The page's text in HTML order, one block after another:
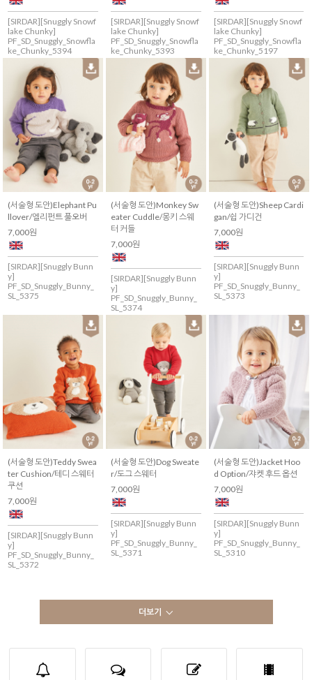
[SIRDAR][Snuggly Snowf
lake Chunky]
PF_SD_Snuggly_Snowfla
ke_Chunky_5394
[SIRDAR][Snuggly Snowf
lake Chunky]
PF_SD_Snuggly_Snowfla
ke_Chunky_5393
[SIRDAR][Snuggly Snowf
lake Chunky]
PF_SD_Snuggly_Snowfla
ke_Chunky_5197
(서술형 도안)Elephant Pu
llover/엘리펀트 풀오버
7,000원
[SIRDAR][Snuggly Bunn
y]
PF_SD_Snuggly_Bunny_
SL_5375
(서술형 도안)Monkey Sw
eater Cuddle/몽키 스웨
터 커들
7,000원
[SIRDAR][Snuggly Bunn
y]
PF_SD_Snuggly_Bunny_
SL_5374
(서술형 도안)Sheep Cardi
gan/쉽 가디건
7,000원
[SIRDAR][Snuggly Bunn
y]
PF_SD_Snuggly_Bunny_
SL_5373
(서술형 도안)Teddy Swea
ter Cushion/테디 스웨터
쿠션
7,000원
[SIRDAR][Snuggly Bunn
y]
PF_SD_Snuggly_Bunny_
SL_5372
(서술형 도안)Dog Sweate
r/도그 스웨터
7,000원
[SIRDAR][Snuggly Bunn
y]
PF_SD_Snuggly_Bunny_
SL_5371
(서술형 도안)Jacket Hoo
d Option/쟈켓 후드 옵션
7,000원
[SIRDAR][Snuggly Bunn
y]
PF_SD_Snuggly_Bunny_
SL_5310
더보기